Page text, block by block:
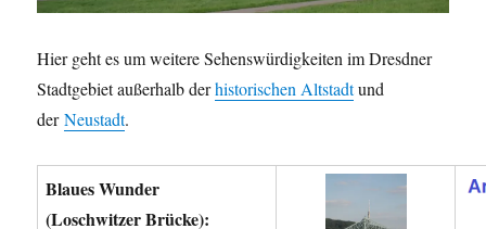
Hier geht es um weitere Sehenswürdigkeiten im Dresdner
Stadtgebiet außerhalb derhistorischen Altstadtund
derNeustadt.
Blaues Wunder
(Loschwitzer Brücke):